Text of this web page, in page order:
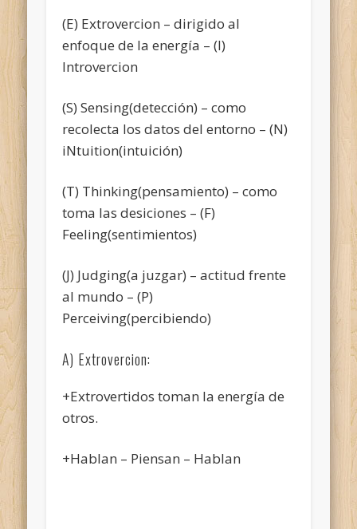
(E) Extrovercion – dirigido al
enfoque de la energía – (I)
Introvercion
(S) Sensing(detección) – como
recolecta los datos del entorno – (N)
iNtuition(intuición)
(T) Thinking(pensamiento) – como
toma las desiciones – (F)
Feeling(sentimientos)
(J) Judging(a juzgar) – actitud frente
al mundo – (P)
Perceiving(percibiendo)
A) Extrovercion:
+Extrovertidos toman la energía de
otros.
+Hablan – Piensan – Hablan